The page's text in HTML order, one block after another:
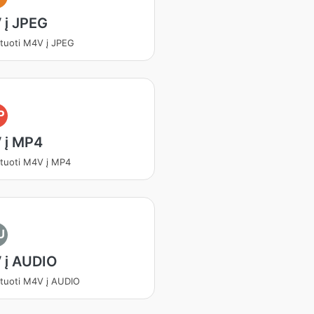
JPEG
M4V į JPEG
į MP4
M4V į MP4
į AUDIO
M4V į AUDIO